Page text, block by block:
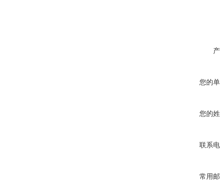
您的
您的
联系
常用